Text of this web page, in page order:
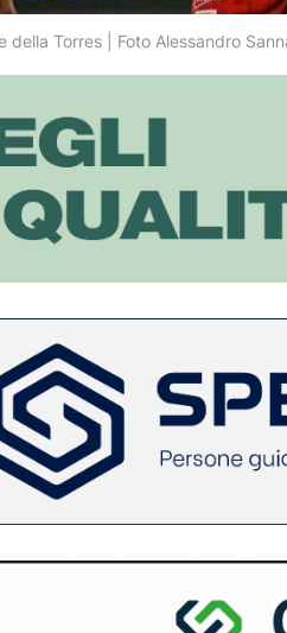
della Torres | Foto Alessandro